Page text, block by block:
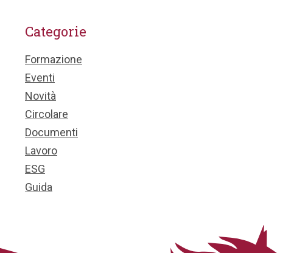
Categorie
Formazione
Eventi
Novità
Circolare
Documenti
Lavoro
ESG
Guida